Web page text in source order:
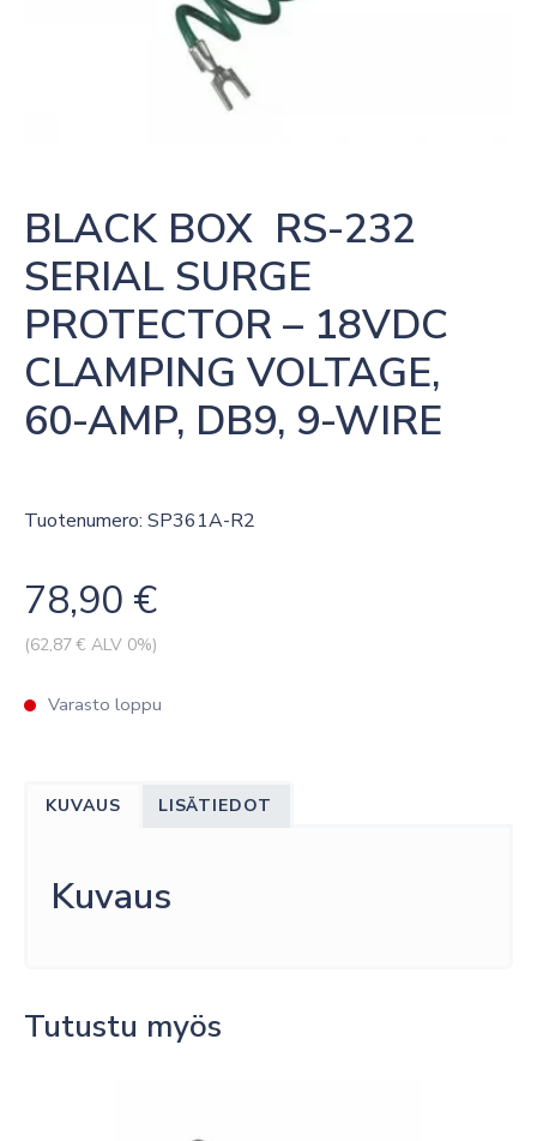
BLACK BOX  RS-232
SERIAL SURGE
PROTECTOR – 18VDC
CLAMPING VOLTAGE,
60-AMP, DB9, 9-WIRE
Tuotenumero: SP361A-R2
78,90 €
(62,87€ ALV 0%)
Varasto loppu
KUVAUS LISÄTIEDOT
Kuvaus
Tutustu myös